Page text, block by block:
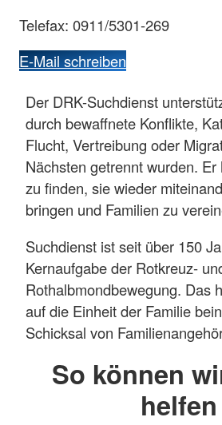
Telefax: 0911/5301-269
E-Mail schreiben
Der DRK-Suchdienst
durch bewaffnete Konflikte,
Flucht, Vertreibung oder
Nächsten getrennt wurden.
zu finden, sie wieder
bringen und Familien zu
Suchdienst ist seit über 150
Kernaufgabe der Rotkreuz-
Rothalbmondbewegung. Das
auf die Einheit der Familie
Schicksal von
So können
helfen